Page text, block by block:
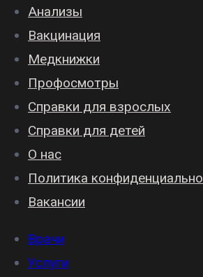
Анализы
Вакцинация
Медкнижки
Профосмотры
Справки для взрослых
Справки для детей
О нас
Политика
Вакансии
Врачи
Услуги